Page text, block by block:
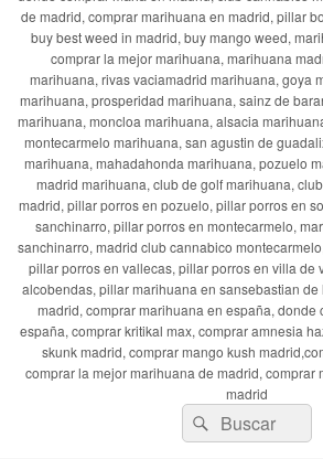
de madrid, comprar marihuana en madrid, pillar
buy best weed in madrid, buy mango weed,
comprar la mejor marihuana, marihuana
marihuana, rivas vaciamadrid marihuana, goya
marihuana, prosperidad marihuana, sainz de
marihuana, moncloa marihuana, alsacia
montecarmelo marihuana, san agustin de
marihuana, mahadahonda marihuana, pozuelo
madrid marihuana, club de golf marihuana,
madrid, pillar porros en pozuelo, pillar porros en
sanchinarro, pillar porros en montecarmelo,
sanchinarro, madrid club cannabico
pillar porros en vallecas, pillar porros en villa de
alcobendas, pillar marihuana en sansebastian
madrid, comprar marihuana en españa, donde
españa, comprar kritikal max, comprar amnesia
skunk madrid, comprar mango kush
comprar la mejor marihuana de madrid, comprar
madrid
Buscar
por:
Buscar